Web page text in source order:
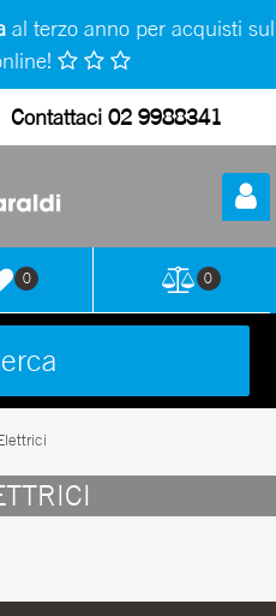
al terzo anno per acquisti sul
Contattaci 02 9988341
0 0